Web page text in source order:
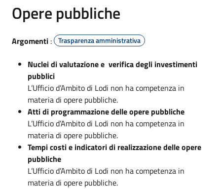
Opere pubbliche
Argomenti : Trasparenza amministrativa
Nuclei di valutazione e verifica degli investimenti
pubblici
L’Ufficio d’Ambito di Lodi non ha competenza in
materia di opere pubbliche.
Atti di programmazione delle opere pubbliche
L’Ufficio d’Ambito di Lodi non ha competenza in
materia di opere pubbliche.
Tempi costi e indicatori di realizzazione delle opere
pubbliche
L’Ufficio d’Ambito di Lodi non ha competenza in
materia di opere pubbliche.